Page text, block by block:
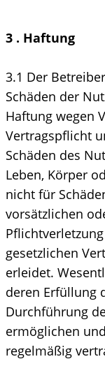
3 . Haftung
3.1 Der
Schäden der
Haftung wegen
Vertragspflicht
Schäden des
Leben, Körper
nicht für
vorsätzlichen
gesetzlichen
erleidet.
deren Erfüllung
Durchführung
ermöglichen
regelmäßig